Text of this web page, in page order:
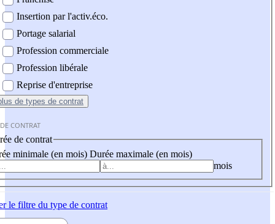
Insertion par l'activ.éco.
Portage salarial
Profession commerciale
Profession libérale
Reprise d'entreprise
de types de contrat
CONTRAT
de contrat
minimale (en mois) Durée maximale (en mois)
mois
le filtre du type de contrat